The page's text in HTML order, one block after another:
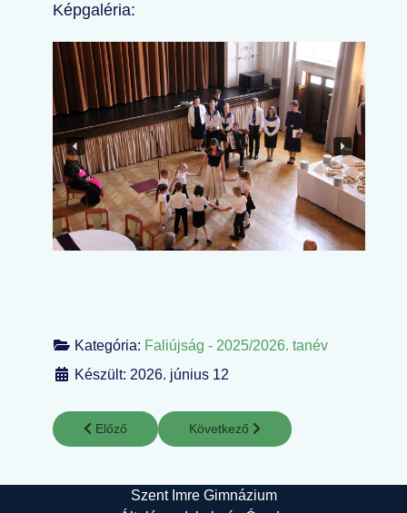
Képgaléria:
Kategória: Faliújság - 2025/2026. tanév
Készült: 2026. június 12
Előző cikk: Sulibuli
Előző Következő cikk: A nemzeti
Következő
Szent Imre Gimnázium